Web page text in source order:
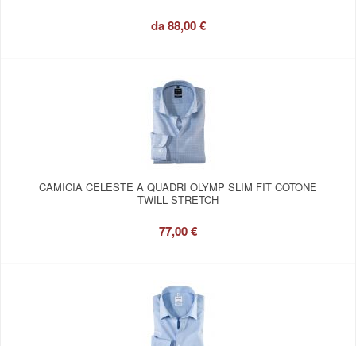
da88,00 €
CAMICIA CELESTE A QUADRI OLYMP SLIM FIT COTONE
TWILL STRETCH
77,00 €